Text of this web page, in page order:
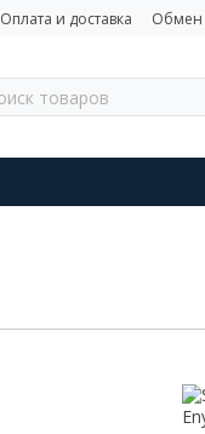
Оплата и доставка Обмен